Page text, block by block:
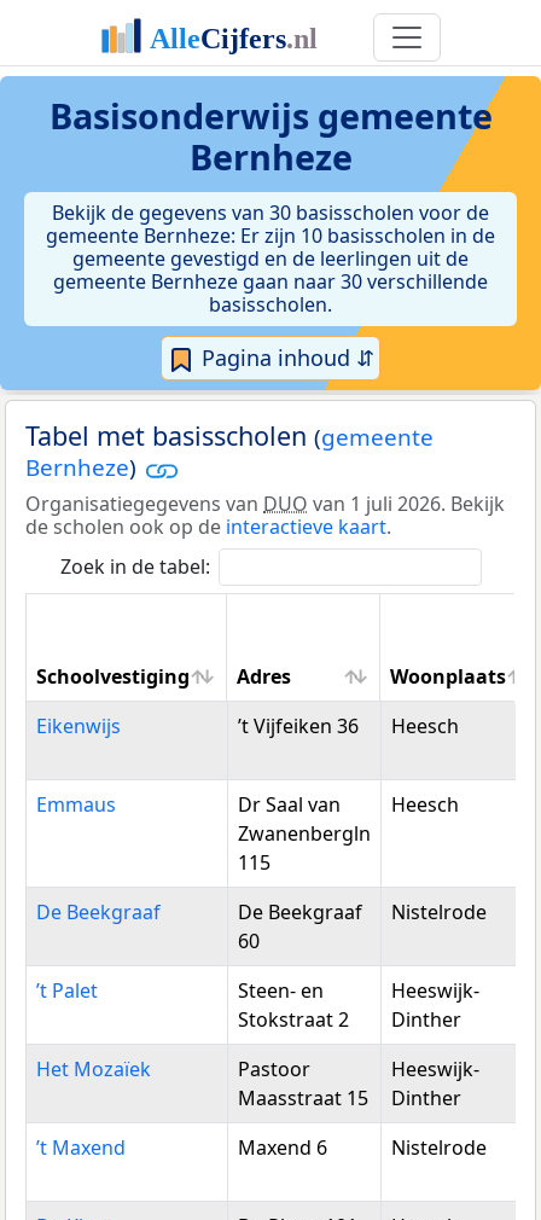
Basisonderwijs gemeente
Bernheze
Bekijk de gegevens van 30 basisscholen voor de
gemeente Bernheze: Er zijn 10 basisscholen in de
gemeente gevestigd en de leerlingen uit de
gemeente Bernheze gaan naar 30 verschillende
basisscholen.
Pagina inhoud ⇵
Tabel met basisscholen (gemeente
Bernheze)
Organisatiegegevens van DUO van 1 juli 2026. Bekijk
de scholen ook op de interactieve kaart.
Zoek in de tabel:
Schoolvestiging Adres
Woonplaats
Schoolvestiging
Adres Woonplaats
Eikenwijs ’t Vijfeiken 36 Heesch
Emmaus
Dr Saal van
Zwanenbergln
115
Heesch
De Beekgraaf
De Beekgraaf
60
Nistelrode
’t Palet
Steen- en
Stokstraat 2
Heeswijk-
Dinther
Het Mozaïek
Pastoor
Maasstraat 15
Heeswijk-
Dinther
’t Maxend
Maxend 6 Nistelrode